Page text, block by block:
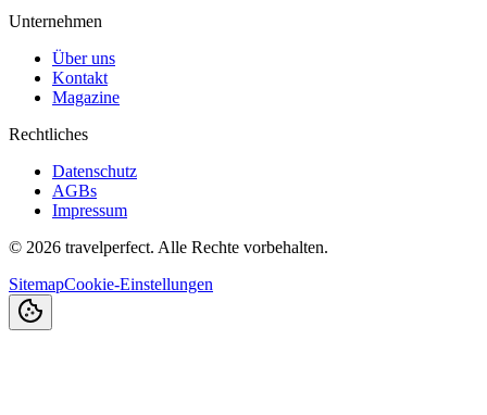
Unternehmen
Über uns
Kontakt
Magazine
Rechtliches
Datenschutz
AGBs
Impressum
© 2026 travelperfect. Alle Rechte vorbehalten.
SitemapCookie-Einstellungen